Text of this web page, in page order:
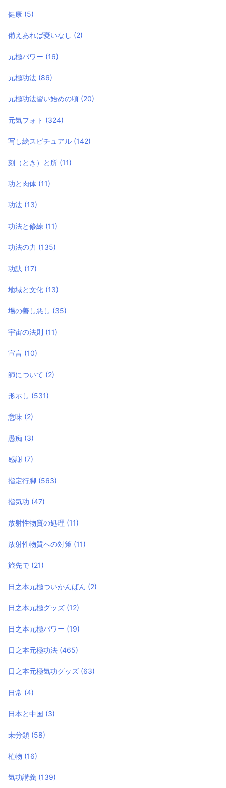
健康 (5)
備えあれば憂いなし (2)
元極パワー (16)
元極功法 (86)
元極功法習い始めの頃 (20)
元気フォト (324)
写し絵スピチュアル (142)
刻（とき）と所 (11)
功と肉体 (11)
功法 (13)
功法と修練 (11)
功法の力 (135)
功訣 (17)
地域と文化 (13)
場の善し悪し (35)
宇宙の法則 (11)
宣言 (10)
師について (2)
形示し (531)
意味 (2)
愚痴 (3)
感謝 (7)
指定行脚 (563)
指気功 (47)
放射性物質の処理 (11)
放射性物質への対策 (11)
旅先で (21)
日之本元極ついかんばん (2)
日之本元極グッズ (12)
日之本元極パワー (19)
日之本元極功法 (465)
日之本元極気功グッズ (63)
日常 (4)
日本と中国 (3)
未分類 (58)
植物 (16)
気功講義 (139)